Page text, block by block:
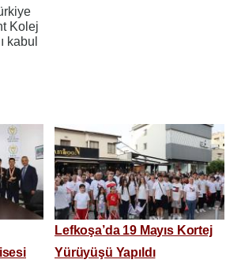
Kolej
kabul
Lefkoşa’da 19 Mayıs Kortej
Yürüyüşü Yapıldı